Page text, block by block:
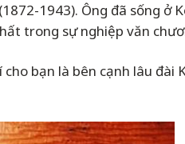
1943). Ông đã sống ở
trong sự nghiệp văn
bạn là bên cạnh lâu đài